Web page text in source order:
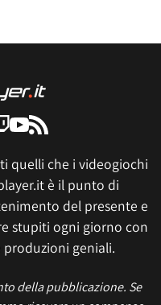
quelli che i videogiochi
è il punto di
del presente e
stupiti ogni giorno con
produzioni geniali.
della pubblicazione. Se